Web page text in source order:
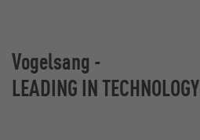
Vogelsang -
LEADING IN TECHNOLOGY